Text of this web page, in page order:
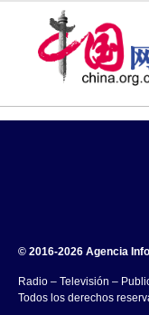
© 2016-2026 Agencia
Radio – Televisión –
Todos los derechos